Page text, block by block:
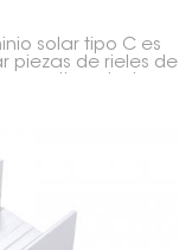
solar tipo C es
piezas de rieles de